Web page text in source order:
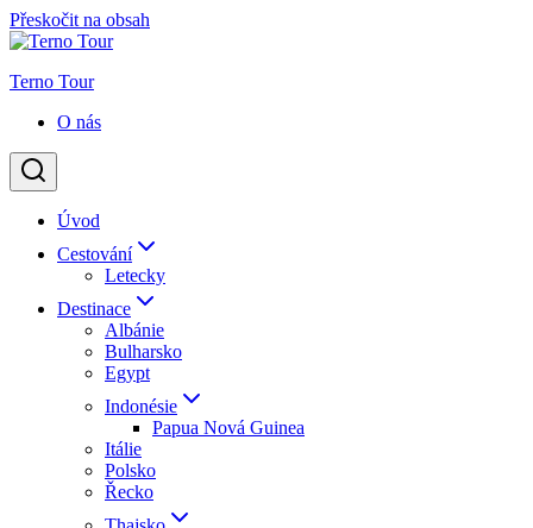
Přeskočit na obsah
Terno Tour
O nás
Úvod
Cestování
Letecky
Destinace
Albánie
Bulharsko
Egypt
Indonésie
Papua Nová Guinea
Itálie
Polsko
Řecko